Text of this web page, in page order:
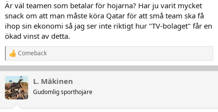
Är väl teamen som betalar för hojarna? Har ju varit mycket
snack om att man måste köra Qatar för att små team ska få
ihop sin ekonomi så jag ser inte riktigt hur "TV-bolaget" får en
ökad vinst av detta.
R
e
a
k
t
i
Comeback
L. Mäkinen
Gudomlig sporthojare